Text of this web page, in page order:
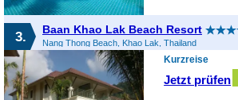
3. Baan Khao Lak Beach Resort
Nang Thong Beach, Khao Lak, Thailand
Kurzreise
Jetzt prüfen